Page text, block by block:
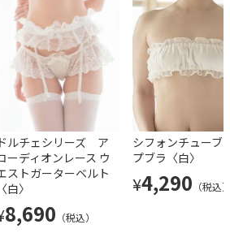
フォンフリルペ
）
超ローライズ レースパン
〈白〉
¥4,290（税込）
ドルチェシリーズ ア
ーディオンレース ウ
ストガーターベルト
〈白〉
8,690 （税込）
シフォンチューブ
プブラ〈白〉
¥4,290 （税込